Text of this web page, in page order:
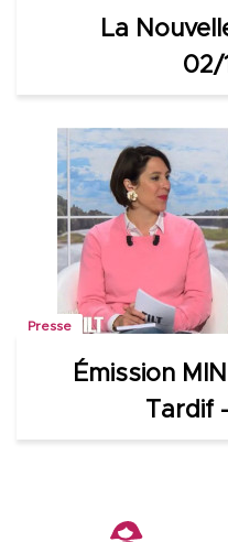
La
02/
Presse
Émission
Tardif